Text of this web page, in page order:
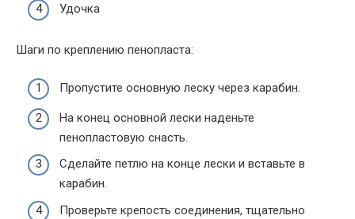
Удочка
Шаги по креплению пенопласта:
Пропустите основную леску через карабин.
На конец основной лески наденьте
пенопластовую снасть.
Сделайте петлю на конце лески и вставьте в
карабин.
Проверьте крепость соединения, тщательно